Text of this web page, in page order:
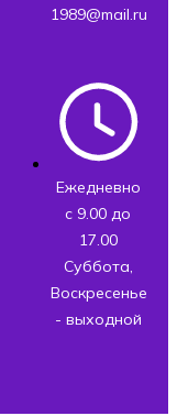
1989@mail.ru
Ежедневно
с 9.00 до
17.00
Суббота,
Воскресенье
- выходной